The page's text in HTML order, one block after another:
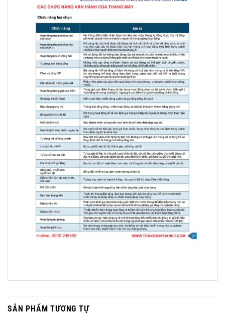
SẢN PHẨM TƯƠNG TỰ